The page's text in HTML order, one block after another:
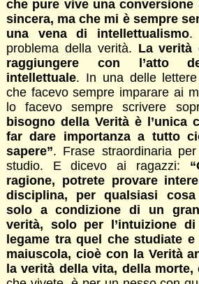
che pure vive una conversione
sincera, ma che mi è sempre
una vena di intellettualismo.
problema della verità. La verità
raggiungere con l’atto
intellettuale. In una delle
che facevo sempre imparare ai
lo facevo sempre scrivere
bisogno della Verità è l’unica
far dare importanza a tutto
sapere”. Frase straordinaria
studio. E dicevo ai ragazzi:
ragione, potrete provare
disciplina, per qualsiasi
solo a condizione di un
verità, solo per l’intuizione
legame tra quel che studiate
maiuscola, cioè con la Verità
la verità della vita, della morte,